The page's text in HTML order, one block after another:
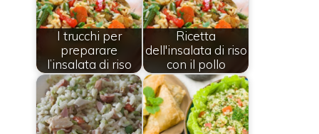
I trucchi per
preparare
l’insalata di riso
Ricetta
dell'insalata di riso
con il pollo